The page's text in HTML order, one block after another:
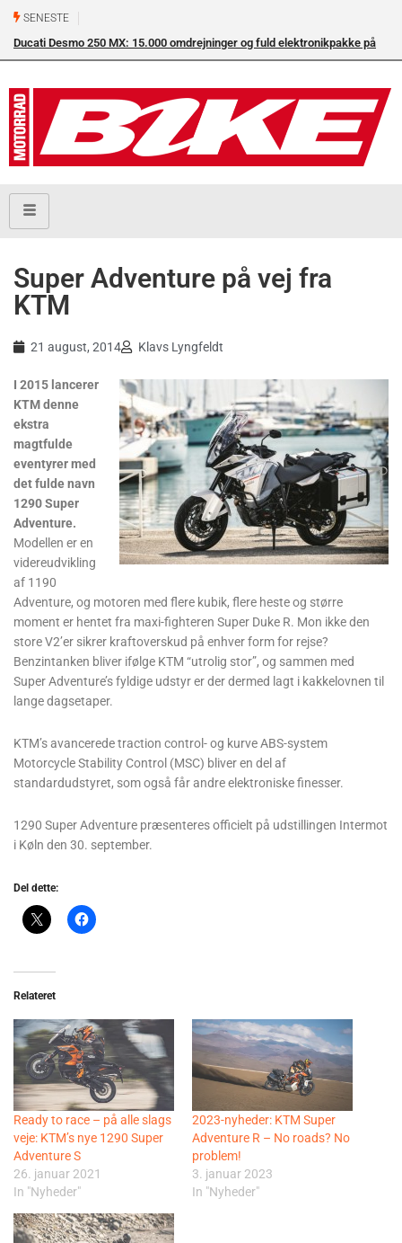
SENESTE
Ducati Desmo 250 MX: 15.000 omdrejninger og fuld elektronikpakke på
Super Adventure på vej fra
KTM
21 august, 2014 Klavs Lyngfeldt
I 2015 lancerer
KTM denne
ekstra
magtfulde
eventyrer med
det fulde navn
1290 Super
Adventure.
Modellen er en
videreudvikling
af 1190
Adventure, og motoren med flere kubik, flere heste og større
moment er hentet fra maxi-fighteren Super Duke R. Mon ikke den
store V2’er sikrer kraftoverskud på enhver form for rejse?
Benzintanken bliver ifølge KTM “utrolig stor”, og sammen med
Super Adventure’s fyldige udstyr er der dermed lagt i kakkelovnen til
lange dagsetaper.
KTM’s avancerede traction control- og kurve ABS-system
Motorcycle Stability Control (MSC) bliver en del af
standardudstyret, som også får andre elektroniske finesser.
1290 Super Adventure præsenteres officielt på udstillingen Intermot
i Køln den 30. september.
Del dette:
Relateret
Ready to race – på alle slags
veje: KTM’s nye 1290 Super
Adventure S
26. januar 2021
In "Nyheder"
2023-nyheder: KTM Super
Adventure R – No roads? No
problem!
3. januar 2023
In "Nyheder"